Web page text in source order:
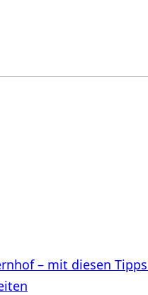
– mit diesen